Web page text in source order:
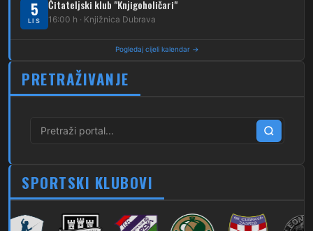
270 Dubec – Sesvete – Blaguša
272 Dubec – Sesvete – Moravče
273
Dubec – Sesvete – Laktec
280 Dubec – Sesvete – Šimuncevec
212 Noćna – Dubec – Sesvete
5
LIS
Čitateljski klub "Knjigoholičari"
16:00 h · Knjižnica Dubrava
Pogledaj cijeli kalendar →
PRETRAŽIVANJE
SPORTSKI KLUBOVI